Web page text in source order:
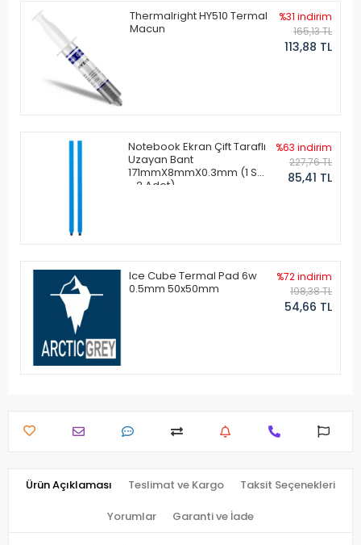
Thermalright HY510 Termal
Macun
%31 indirim
165,13 TL
113,88 TL
Notebook Ekran Çift Taraflı
Uzayan Bant
171mmX8mmX0.3mm (1 Set
- 2 Adet)
%63 indirim
227,76 TL
85,41 TL
Ice Cube Termal Pad 6w
0.5mm 50x50mm
%72 indirim
198,38 TL
54,66 TL
Ürün Açıklaması Teslimat ve Kargo Taksit Seçenekleri
Yorumlar Garanti ve İade